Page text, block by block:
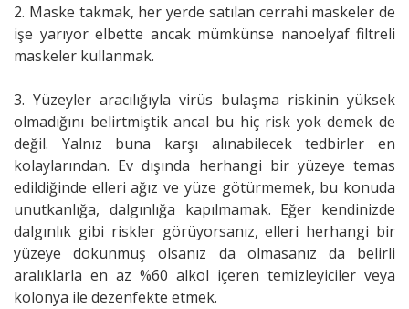
2. Maske takmak, her yerde satılan cerrahi maskeler de
işe yarıyor elbette ancak mümkünse nanoelyaf filtreli
maskeler kullanmak.
3. Yüzeyler aracılığıyla virüs bulaşma riskinin yüksek
olmadığını belirtmiştik ancal bu hiç risk yok demek de
değil. Yalnız buna karşı alınabilecek tedbirler en
kolaylarından. Ev dışında herhangi bir yüzeye temas
edildiğinde elleri ağız ve yüze götürmemek, bu konuda
unutkanlığa, dalgınlığa kapılmamak. Eğer kendinizde
dalgınlık gibi riskler görüyorsanız, elleri herhangi bir
yüzeye dokunmuş olsanız da olmasanız da belirli
aralıklarla en az %60 alkol içeren temizleyiciler veya
kolonya ile dezenfekte etmek.